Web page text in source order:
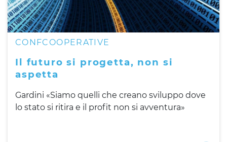
CONFCOOPERATIVE
Il futuro si progetta, non si
aspetta
Gardini «Siamo quelli che creano sviluppo dove
lo stato si ritira e il profit non si avventura»